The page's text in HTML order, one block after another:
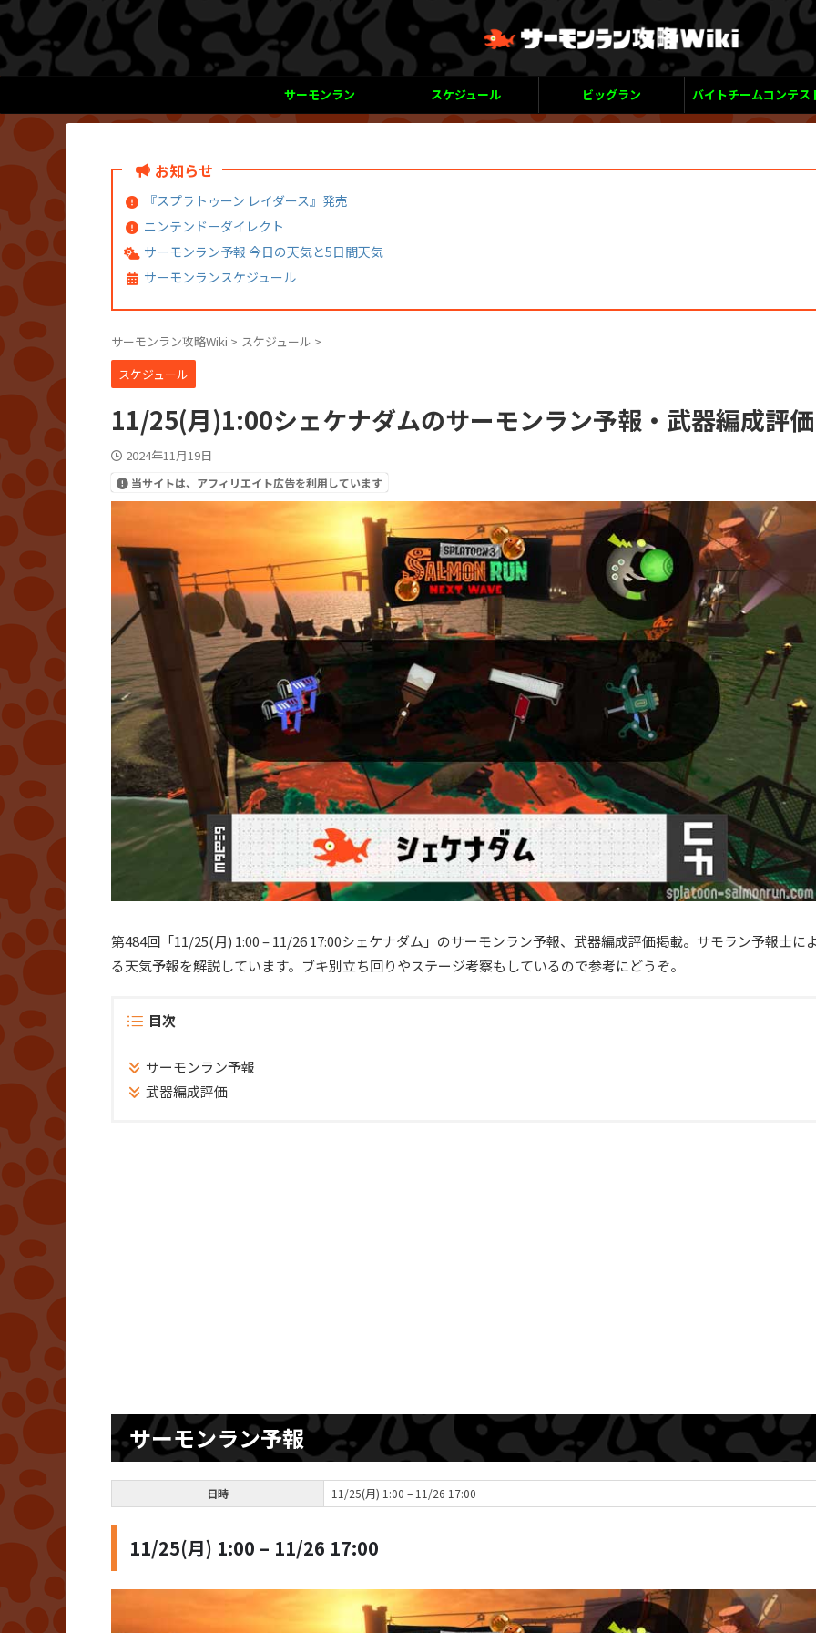
サーモンラン スケジュール ビッグラン バイトチームコンテス
お知らせ
『スプラトゥーン レイダース』発売
ニンテンドーダイレクト
サーモンラン予報 今日の天気と5日間天気
サーモンランスケジュール
サーモンラン攻略Wiki > スケジュール >
スケジュール
11/25(月)1:00シェケナダムのサーモンラン予報・武器編成評価
2024年11月19日
当サイトは、アフィリエイト広告を利用しています
第484回「11/25(月) 1:00 – 11/26 17:00シェケナダム」のサーモンラン予報、武器編成評価掲載。サモラン予報士に
る天気予報を解説しています。ブキ別立ち回りやステージ考察もしているので参考にどうぞ。
目次
サーモンラン予報
武器編成評価
サーモンラン予報
日時 11/25(月) 1:00 – 11/26 17:00
11/25(月) 1:00 – 11/26 17:00